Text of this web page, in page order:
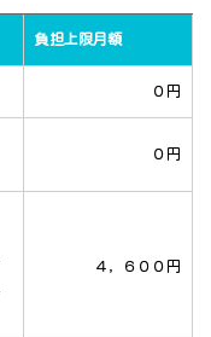
負担上限月額
０円
０円
４，６００円